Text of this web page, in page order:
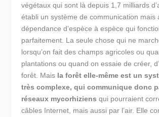
végétaux qui sont là depuis 1,7 milliards
établi un système de communication mais
dépendance d’espèce à espèce qui
parfaitement. La seule chose qui ne
lorsqu’on fait des champs agricoles ou
plantations ou quand on essaie de créer,
forêt. Mais la forêt elle-même est un
très complexe, qui communique donc
réseaux mycorhiziens qui pourraient
câbles Internet, mais aussi par l’air. Elle